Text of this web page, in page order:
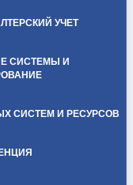
УЧЕТ
СИСТЕМЫ И
СИСТЕМ И РЕСУРСОВ